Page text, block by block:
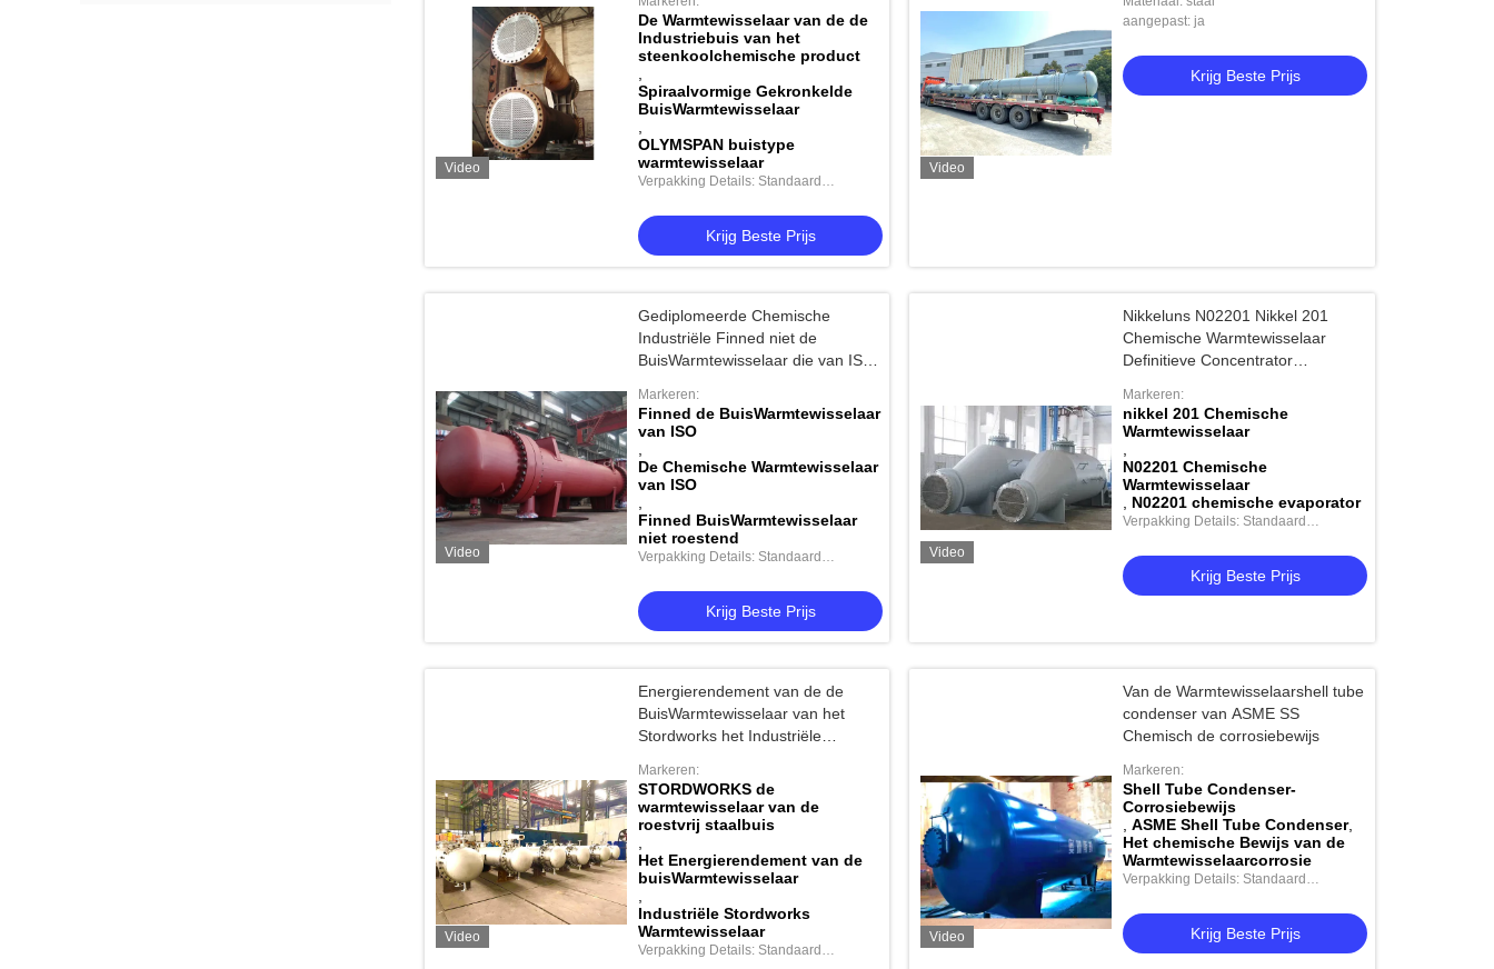
Video
product wordt gebruikt
De Warmtewisselaar van de de
Industriebuis van het
steenkoolchemische product
Spiraalvormige Gekronkelde
BuisWarmtewisselaar
OLYMSPAN buistype
warmtewisselaar
Verpakking Details: Standaard
Krijg Beste Prijs
Video
aangepast: ja
Krijg Beste Prijs
Video
Gediplomeerde Chemische
Industriële Finned niet de
BuisWarmtewisselaar die van ISO
Markeren:
Finned de BuisWarmtewisselaar
van ISO
De Chemische Warmtewisselaar
van ISO
Finned BuisWarmtewisselaar
niet roestend
Verpakking Details: Standaard
Krijg Beste Prijs
Video
Nikkeluns N02201 Nikkel 201
Chemische Warmtewisselaar
Definitieve Concentrator
Markeren:
nikkel 201 Chemische
Warmtewisselaar
N02201 Chemische
Warmtewisselaar
N02201 chemische evaporator
Verpakking Details: Standaard
Krijg Beste Prijs
Video
Energierendement van de de
BuisWarmtewisselaar van het
Stordworks het Industriële
Markeren:
STORDWORKS de
warmtewisselaar van de
roestvrij staalbuis
Het Energierendement van de
buisWarmtewisselaar
Industriële Stordworks
Warmtewisselaar
Verpakking Details: Standaard
Video
Van de Warmtewisselaarshell tube
condenser van ASME SS
Chemisch de corrosiebewijs
Markeren:
Shell Tube Condenser-
Corrosiebewijs
,ASME Shell Tube Condenser,
Het chemische Bewijs van de
Warmtewisselaarcorrosie
Verpakking Details: Standaard
Krijg Beste Prijs